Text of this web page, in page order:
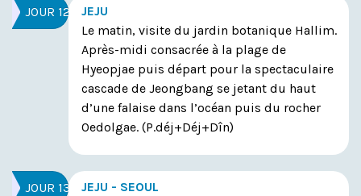
JOUR 12
JEJU
Le matin, visite du jardin botanique Hallim.
Après-midi consacrée à la plage de
Hyeopjae puis départ pour la spectaculaire
cascade de Jeongbang se jetant du haut
d’une falaise dans l’océan puis du rocher
Oedolgae. (P.déj+Déj+Dîn)
JOUR 13
JEJU - SEOUL